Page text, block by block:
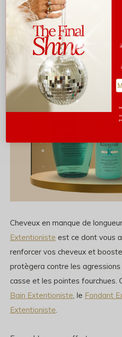
Cheveux en manque de
Extentioniste est ce dont vous
renforcer vos cheveux et
protègera contre les
casse et les pointes fourchues.
Bain Extentioniste, le Fondant
Extentioniste.